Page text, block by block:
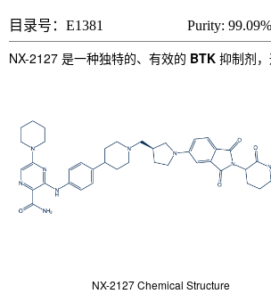
目录号：E1381 Purity: 99.09%
NX-2127 是一种独特的、有效的 BTK 抑制剂
NX-2127 Chemical Structure